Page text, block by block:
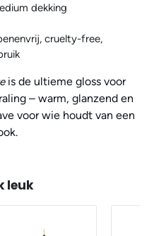
dekking
cruelty-free,
is de ultieme gloss voor
– warm, glanzend en
voor wie houdt van een
leuk